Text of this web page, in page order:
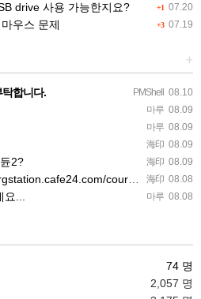
+1 07.20
drive 사용 가능한지요?
+3 07.19
우스 문제
+
PMShell 08.10
탁합니다.
마루 08.09
마루 08.09
海印 08.09
海印 08.09
2?
海印 08.08
course_tip/306500
마루 08.08
...
74 명
2,057 명